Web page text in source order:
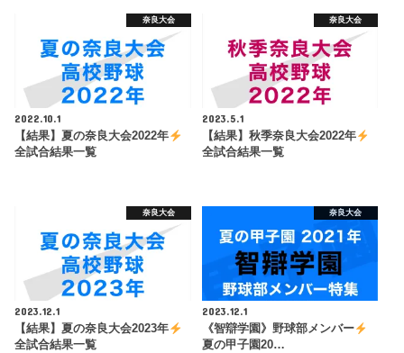
奈良大会
2022.10.1
【結果】夏の奈良大会2022年
全試合結果一覧
奈良大会
2023.5.1
【結果】秋季奈良大会2022年
全試合結果一覧
奈良大会
2023.12.1
【結果】夏の奈良大会2023年
全試合結果一覧
奈良大会
2023.12.1
《智辯学園》野球部メンバー
夏の甲子園20…